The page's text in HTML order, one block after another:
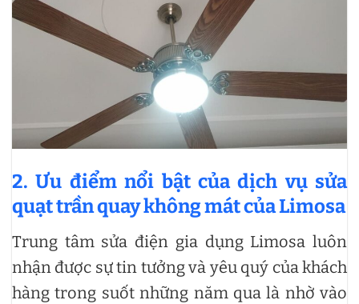
2. Ưu điểm nổi bật của dịch vụ sửa
quạt trần quay không mát của Limosa
Trung tâm sửa điện gia dụng Limosa luôn
nhận được sự tin tưởng và yêu quý của khách
hàng trong suốt những năm qua là nhờ vào